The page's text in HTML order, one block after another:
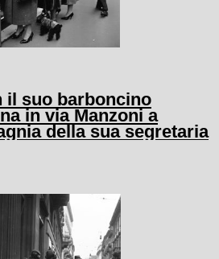
il suo barboncino
in via Manzoni a
della sua segretaria